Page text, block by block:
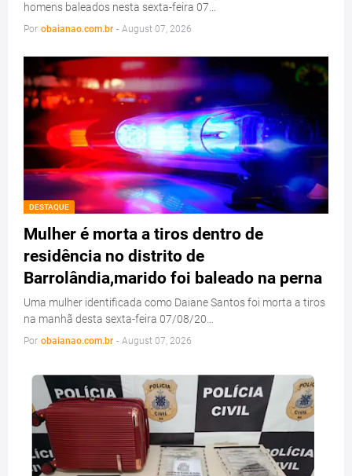
homens baleados nesta sexta-feira 07…
Por obaianao.com.br - August 07, 2026
DESTAQUE
Mulher é morta a tiros dentro de
residência no distrito de
Barrolândia,marido foi baleado na perna
Uma mulher identificada como Daiane Santos foi morta a tiros
na manhã desta sexta-feira 07/08/20…
Por obaianao.com.br - August 07, 2026